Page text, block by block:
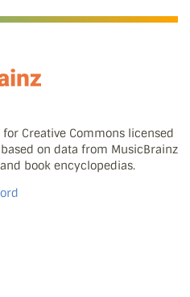
Creative Commons licensed
on data from MusicBrainz
book encyclopedias.